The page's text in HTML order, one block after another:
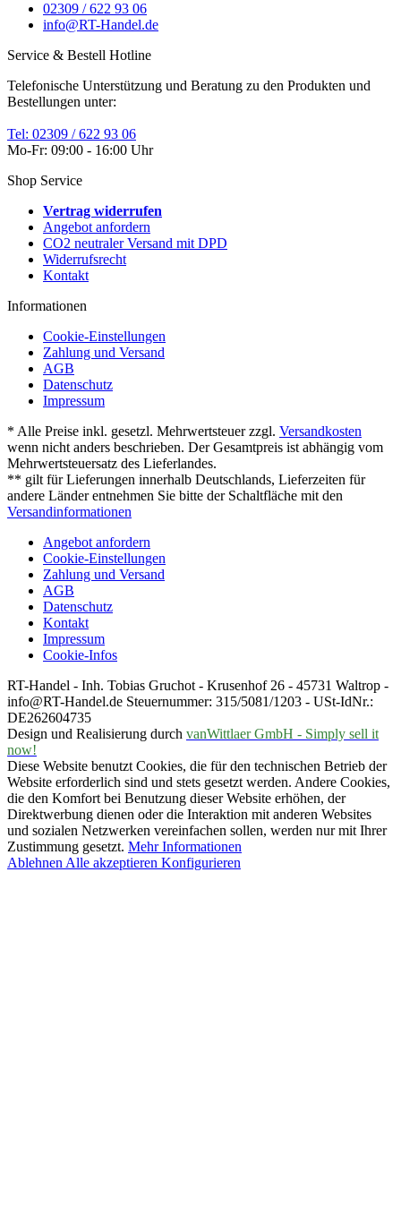
02309 / 622 93 06
info@RT-Handel.de
Service & Bestell Hotline
Telefonische Unterstützung und Beratung zu den Produkten und
Bestellungen unter:
Tel: 02309 / 622 93 06
Mo-Fr: 09:00 - 16:00 Uhr
Shop Service
Vertrag widerrufen
Angebot anfordern
CO2 neutraler Versand mit DPD
Widerrufsrecht
Kontakt
Informationen
Cookie-Einstellungen
Zahlung und Versand
AGB
Datenschutz
Impressum
* Alle Preise inkl. gesetzl. Mehrwertsteuer zzgl. Versandkosten
wenn nicht anders beschrieben. Der Gesamtpreis ist abhängig vom
Mehrwertsteuersatz des Lieferlandes.
** gilt für Lieferungen innerhalb Deutschlands, Lieferzeiten für
andere Länder entnehmen Sie bitte der Schaltfläche mit den
Versandinformationen
Angebot anfordern
Cookie-Einstellungen
Zahlung und Versand
AGB
Datenschutz
Kontakt
Impressum
Cookie-Infos
RT-Handel - Inh. Tobias Gruchot - Krusenhof 26 - 45731 Waltrop -
info@RT-Handel.de Steuernummer: 315/5081/1203 - USt-IdNr.:
DE262604735
Design und Realisierung durch vanWittlaer GmbH - Simply sell it
now!
Diese Website benutzt Cookies, die für den technischen Betrieb der
Website erforderlich sind und stets gesetzt werden. Andere Cookies,
die den Komfort bei Benutzung dieser Website erhöhen, der
Direktwerbung dienen oder die Interaktion mit anderen Websites
und sozialen Netzwerken vereinfachen sollen, werden nur mit Ihrer
Zustimmung gesetzt. Mehr Informationen
Ablehnen Alle akzeptieren Konfigurieren